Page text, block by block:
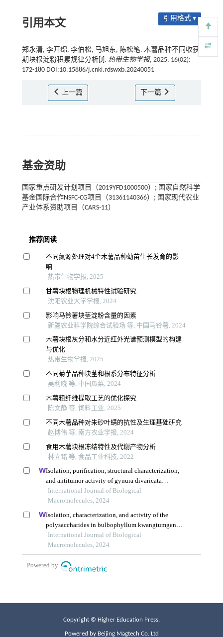
引用本文 引用格式 ▾
郑永清, 李开绵, 李伯松, 马旭东, 陈松笔. 木薯品种不同收获
期块根淀粉积累规律分析[J]. 热带生物学报, 2025, 16(02):
172-180 DOI:10.15886/j.cnki.rdswxb.20240051
上一篇 下一篇
基金资助
国家重点研发计划项目（2019YFD1000500）; 国家自然科学
基金国际合作NSFC-CG项目（31361140366）; 国家现代农业
产业体系资助项目（CARS-11）
Copyright © Higher Education Press.
Powered by Beijing Magtech Co. Ltd